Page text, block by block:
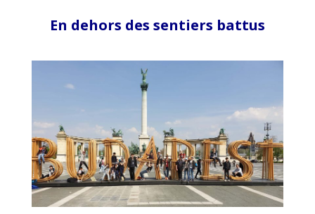
En dehors des sentiers battus